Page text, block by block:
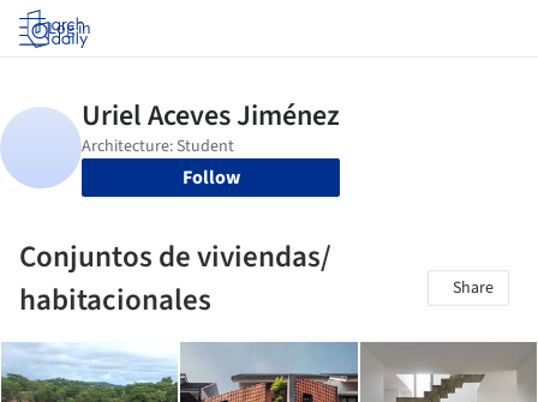
Log in
Follow
Conjuntos de viviendas/
habitacionales
Share